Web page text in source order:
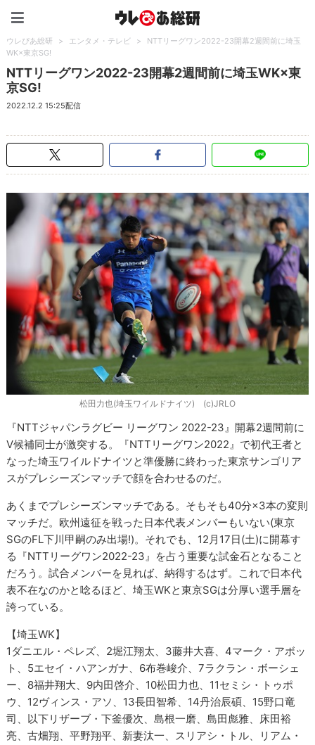
ウレぴあ総研 > エンタメ・テレビ >
NTTリーグワン2022-23開幕2週間前に埼玉
WK×東京SG!
NTTリーグワン2022-23開幕2週間前に埼玉WK×東
京SG!
2022.12.2 15:25配信
松田力也(埼玉ワイルドナイツ) (c)JRLO
『NTTジャパンラグビー リーグワン 2022-23』開幕2週間前に
V候補同士が激突する。『NTTリーグワン2022』で初代王者と
なった埼玉ワイルドナイツと準優勝に終わった東京サンゴリア
スがプレシーズンマッチで顔を合わせるのだ。
あくまでプレシーズンマッチである。そもそも40分×3本の変則
マッチだ。欧州遠征を戦った日本代表メンバーもいない(東京
SGのFL下川甲嗣のみ出場!)。それでも、12月17日(土)に開幕す
る『NTTリーグワン2022-23』を占う重要な試金石となること
だろう。試合メンバーを見れば、納得するはず。これで日本代
表不在なのかと唸るほど、埼玉WKと東京SGは分厚い選手層を
誇っている。
【埼玉WK】
1ダニエル・ペレズ、2堀江翔太、3藤井大喜、4マーク・アボッ
ト、5エセイ・ハアンガナ、6布巻峻介、7ラクラン・ボーシェ
ー、8福井翔大、9内田啓介、10松田力也、11セミシ・トゥポ
ウ、12ヴィンス・アソ、13長田智希、14丹治辰碩、15野口竜
司、以下リザーブ・下釜優次、島根一磨、島田彪雅、床田裕
亮、古畑翔、平野翔平、新妻汰一、スリアシ・トル、リアム・